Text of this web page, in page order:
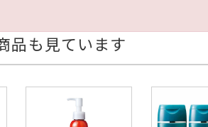
品も見ています